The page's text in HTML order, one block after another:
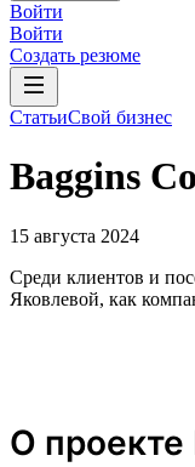
Войти
Войти
Создать резюме
СтатьиСвой бизнес
Baggins
15 августа 2024
Среди клиентов и
Яковлевой, как
О